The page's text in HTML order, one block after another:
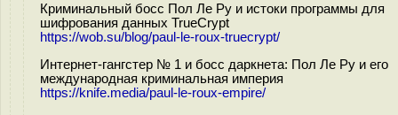
Криминальный босс Пол Ле Ру и истоки программы для
шифрования данных TrueCrypt
https://wob.su/blog/paul-le-roux-truecrypt/
Интернет-гангстер № 1 и босс даркнета: Пол Ле Ру и его
международная криминальная империя
https://knife.media/paul-le-roux-empire/